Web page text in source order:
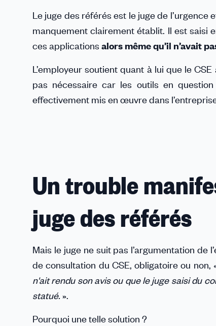
Le juge des référés est le juge de l’urgence
manquement clairement établit. Il est saisi
ces applications alors même qu’il n’avait
L’employeur soutient quant à lui que le
pas nécessaire car les outils en
effectivement mis en œuvre dans
Un trouble
juge des référés
Mais le juge ne suit pas l’argumentation
de consultation du CSE, obligatoire ou non,
n'ait rendu son avis ou que le juge saisi du
statué. ».
Pourquoi une telle solution ?